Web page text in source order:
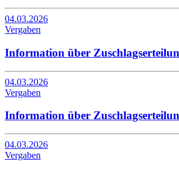
04.03.2026
Vergaben
Information über
04.03.2026
Vergaben
Information über
04.03.2026
Vergaben